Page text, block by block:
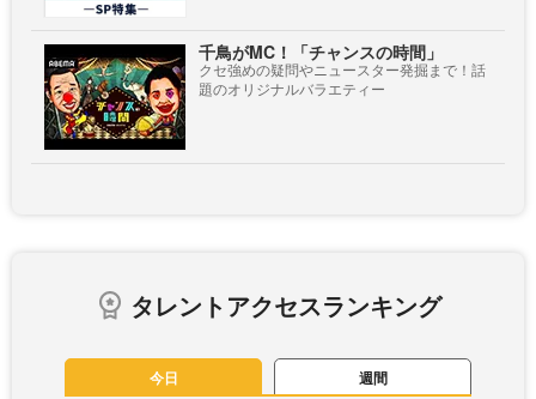
千鳥がMC！「チャンスの時間」
クセ強めの疑問やニュースター発掘まで！話
題のオリジナルバラエティー
タレントアクセスランキング
今日 週間